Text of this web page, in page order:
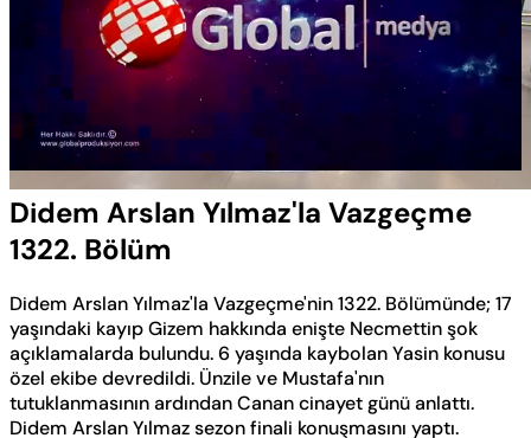
Sesi
Aç
Yüklendi
Hızı
Didem Arslan Yılmaz'la Vazgeçme
1322. Bölüm
Didem Arslan Yılmaz'la Vazgeçme'nin 1322. Bölümünde; 17
yaşındaki kayıp Gizem hakkında enişte Necmettin şok
açıklamalarda bulundu. 6 yaşında kaybolan Yasin konusu
özel ekibe devredildi. Ünzile ve Mustafa'nın
tutuklanmasının ardından Canan cinayet günü anlattı.
Didem Arslan Yılmaz sezon finali konuşmasını yaptı.